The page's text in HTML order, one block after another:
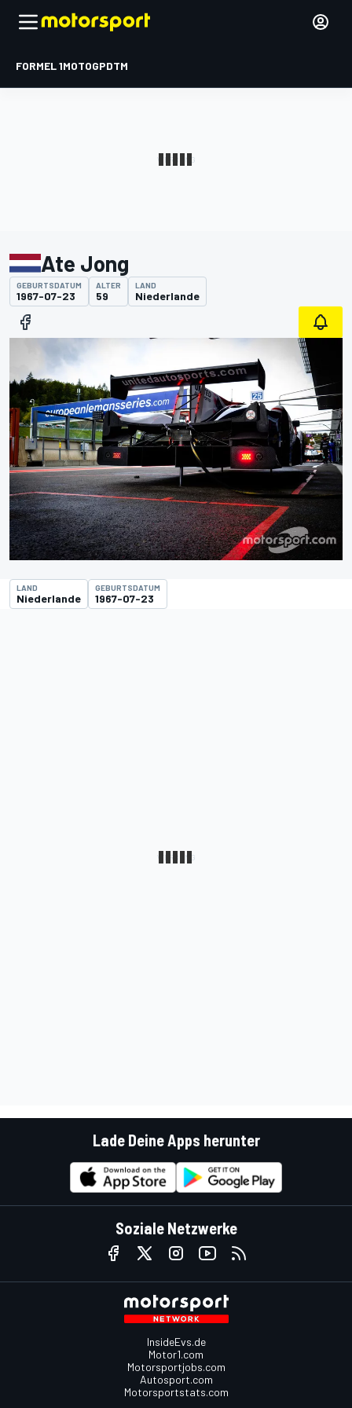
FORMEL 1MOTOGPDTM
Ate Jong
GEBURTSDATUM
1967-07-23
ALTER
59
LAND
Niederlande
LAND
Niederlande
GEBURTSDATUM
1967-07-23
Lade Deine Apps herunter
Soziale Netzwerke
InsideEvs.de
Motor1.com
Motorsportjobs.com
Autosport.com
Motorsportstats.com